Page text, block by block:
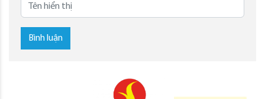
Bình luận